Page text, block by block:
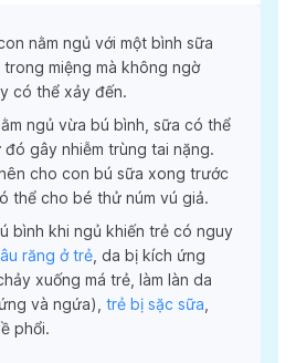
nằm ngủ với một bình sữa
miệng mà không ngờ
có thể xảy đến.
ngủ vừa bú bình, sữa có thể
gây nhiễm trùng tai nặng.
cho con bú sữa xong trước
thể cho bé thử núm vú giả.
bình khi ngủ khiến trẻ có nguy
răng ở trẻ, da bị kích ứng
xuống má trẻ, làm làn da
và ngứa), trẻ bị sặc sữa,
phổi.